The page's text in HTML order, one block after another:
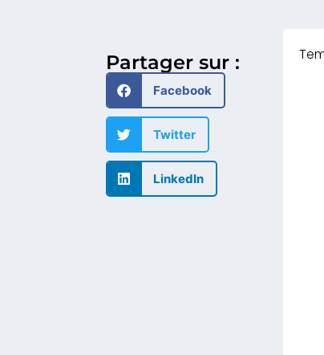
Partager sur :
Facebook
Twitter
LinkedIn